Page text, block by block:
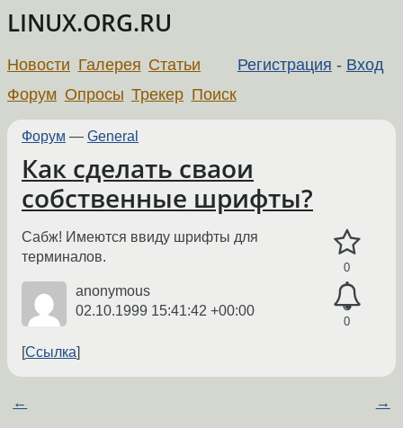
LINUX.ORG.RU
Регистрация - Вход
Новости Галерея Статьи
Форум Опросы Трекер Поиск
Форум — General
Как сделать сваои
собственные шрифты?
0
0
Сабж! Имеются ввиду шрифты для
терминалов.
anonymous
02.10.1999 15:41:42 +00:00
Ссылка
← →